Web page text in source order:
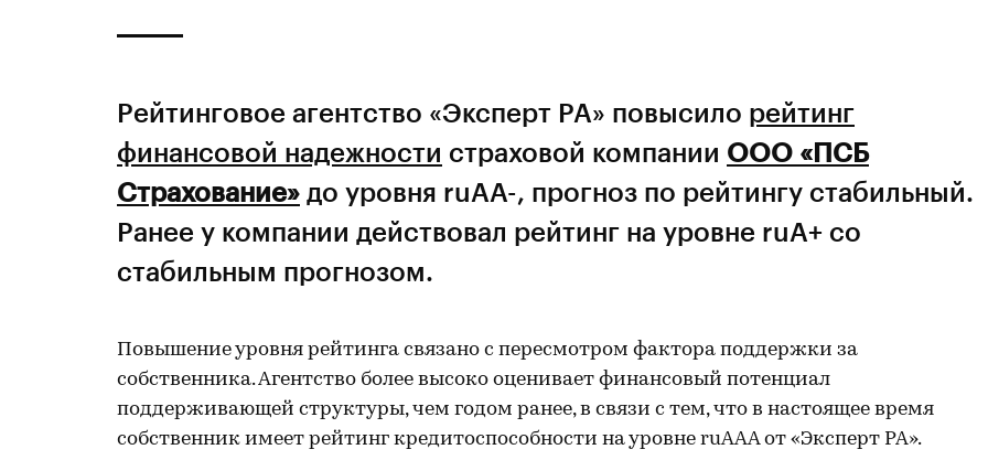
Рейтинговое агентство «Эксперт РА» повысило рейтинг
финансовой надежности страховой компании ООО «ПСБ
Страхование» до уровня ruAA-, прогноз по рейтингу стабильный.
Ранее у компании действовал рейтинг на уровне ruA+ со
стабильным прогнозом.
Повышение уровня рейтинга связано с пересмотром фактора поддержки за
собственника. Агентство более высоко оценивает финансовый потенциал
поддерживающей структуры, чем годом ранее, в связи с тем, что в настоящее время
собственник имеет рейтинг кредитоспособности на уровне ruAAA от «Эксперт РА».